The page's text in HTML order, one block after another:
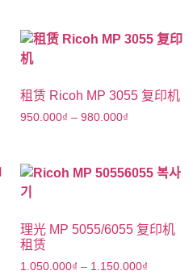
租赁 Ricoh MP 3055 复印机
950.000₫ – 980.000₫
理光 MP 5055/6055 复印机
租赁
1.050.000₫ – 1.150.000₫